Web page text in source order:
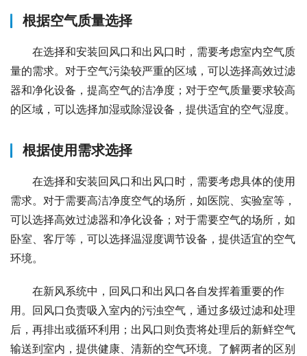
根据空气质量选择
在选择和安装回风口和出风口时，需要考虑室内空气质
量的需求。对于空气污染较严重的区域，可以选择高效过滤
器和净化设备，提高空气的洁净度；对于空气质量要求较高
的区域，可以选择加湿或除湿设备，提供适宜的空气湿度。
根据使用需求选择
在选择和安装回风口和出风口时，需要考虑具体的使用
需求。对于需要高洁净度空气的场所，如医院、实验室等，
可以选择高效过滤器和净化设备；对于需要空气的场所，如
卧室、客厅等，可以选择温湿度调节设备，提供适宜的空气
环境。
在新风系统中，回风口和出风口各自发挥着重要的作
用。回风口负责吸入室内的污浊空气，通过多级过滤和处理
后，再排出或循环利用；出风口则负责将处理后的新鲜空气
输送到室内，提供健康、清新的空气环境。了解两者的区别